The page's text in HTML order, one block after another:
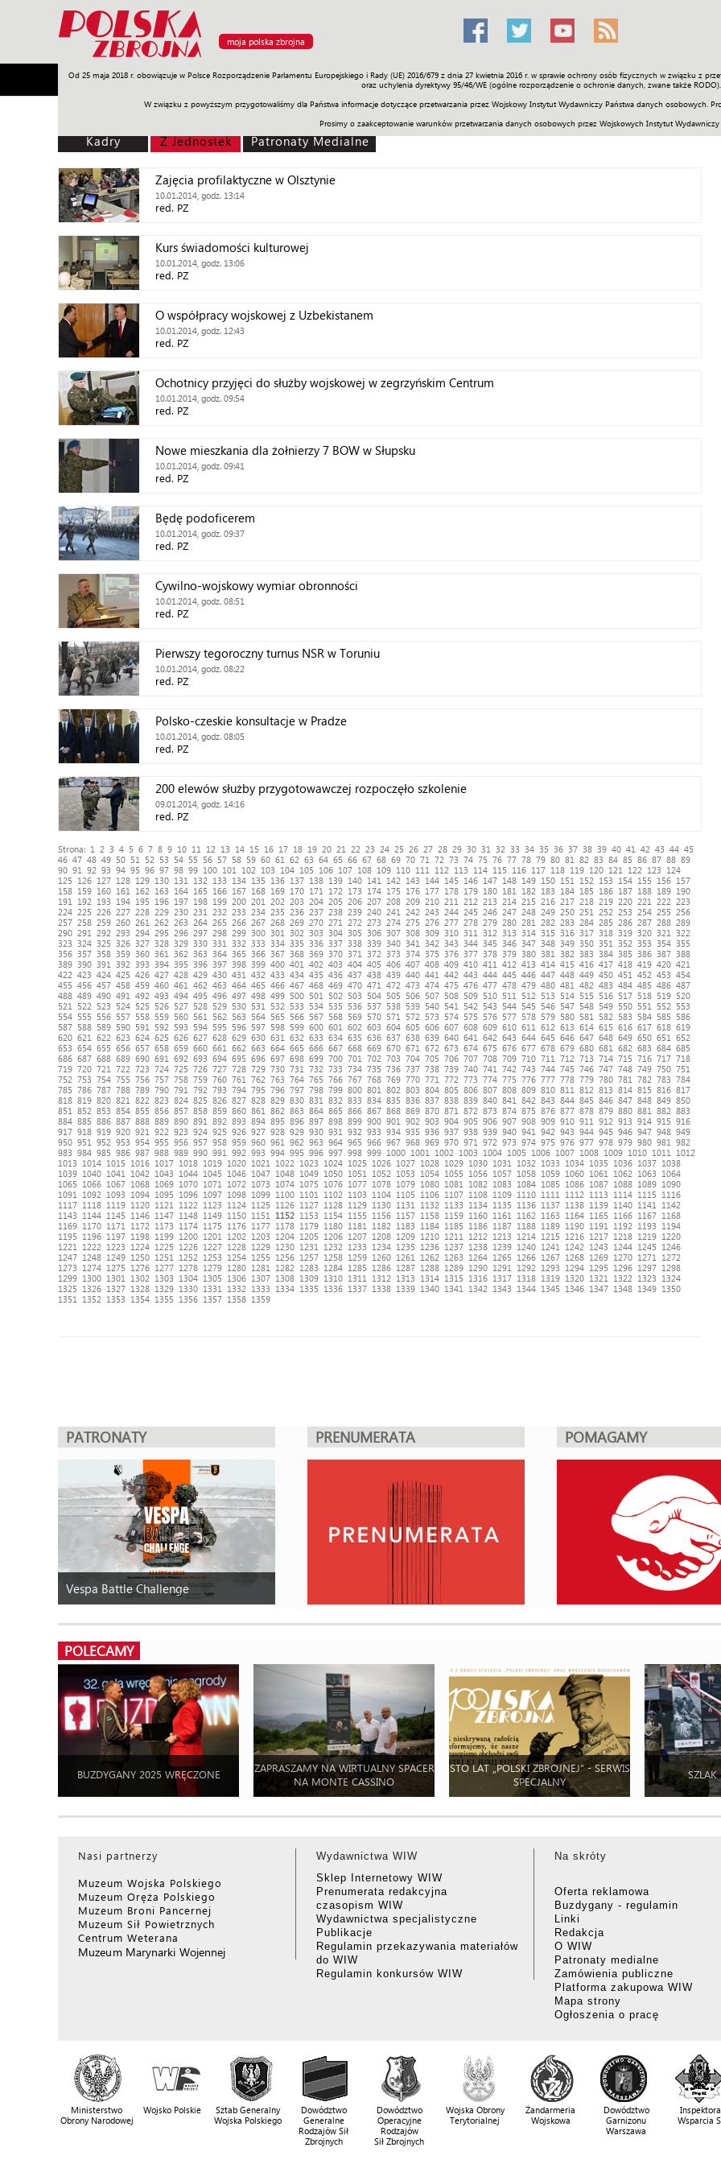
moja polska zbrojna
Od 25 maja 2018 r. obowiązuje w Polsce Rozporządzenie Parlamentu Europejskiego i Rady (UE) 2016/679 z dnia 27 kwietnia 2016 r. w sprawie ochrony osób fizycznych w związku z
oraz uchylenia dyrektywy 95/46/WE (ogólne rozporządzenie o ochronie danych, zwane także RODO).
W związku z powyższym przygotowaliśmy dla Państwa informacje dotyczące przetwarzania przez Wojskowy Instytut Wydawniczy Państwa danych osobowych.
Prosimy o zaakceptowanie warunków przetwarzania danych osobowych przez Wojskowych Instytut Wydawniczy
Armia Poligon Sprzęt Misje Polityka Prawo Świat Społeczność Sport Historia Galerie Wideo
Kadry Z Jednostek Patronaty Medialne
Zajęcia profilaktyczne w Olsztynie
10.01.2014, godz. 13:14
red. PZ
Kurs świadomości kulturowej
10.01.2014, godz. 13:06
red. PZ
O współpracy wojskowej z Uzbekistanem
10.01.2014, godz. 12:43
red. PZ
Ochotnicy przyjęci do służby wojskowej w zegrzyńskim Centrum
10.01.2014, godz. 09:54
red. PZ
Nowe mieszkania dla żołnierzy 7 BOW w Słupsku
10.01.2014, godz. 09:41
red. PZ
Będę podoficerem
10.01.2014, godz. 09:37
red. PZ
Cywilno-wojskowy wymiar obronności
10.01.2014, godz. 08:51
red. PZ
Pierwszy tegoroczny turnus NSR w Toruniu
10.01.2014, godz. 08:22
red. PZ
Polsko-czeskie konsultacje w Pradze
10.01.2014, godz. 08:05
red. PZ
200 elewów służby przygotowawczej rozpoczęło szkolenie
09.01.2014, godz. 14:16
red. PZ
Strona: 1 2 3 4 5 6 7 8 9 10 11 12 13 14 15 16 17 18 19 20 21 22 23 24 25 26 27 28 29 30 31 32 33 34 35 36 37 38 39 40 41 42 43 44 45
46 47 48 49 50 51 52 53 54 55 56 57 58 59 60 61 62 63 64 65 66 67 68 69 70 71 72 73 74 75 76 77 78 79 80 81 82 83 84 85 86 87 88 89
90 91 92 93 94 95 96 97 98 99 100 101 102 103 104 105 106 107 108 109 110 111 112 113 114 115 116 117 118 119 120 121 122 123
124
125
126 127 128 129 130 131 132 133 134 135 136 137 138 139 140 141 142 143 144 145 146 147 148 149 150 151 152 153 154 155 156 157
158 159 160 161 162 163 164 165 166 167 168 169 170 171 172 173 174 175 176 177 178 179 180 181 182 183 184 185 186 187 188 189 190
191
192 193 194 195 196 197 198 199 200 201 202 203 204 205 206 207 208 209 210 211 212 213 214 215 216 217 218 219 220 221 222
223
224 225 226 227 228 229 230 231 232 233 234 235 236 237 238 239 240 241 242 243 244 245 246 247 248 249 250 251 252 253 254 255
256
257 258 259 260 261 262 263 264 265 266 267 268 269 270 271 272 273 274 275 276 277 278 279 280 281 282 283 284 285 286 287 288 289
290 291 292 293 294 295 296 297 298 299 300 301 302 303 304 305 306 307 308 309 310 311 312 313 314 315 316 317 318 319 320 321
322
323
324 325 326 327 328 329 330 331 332 333 334 335 336 337 338 339 340 341 342 343 344 345 346 347 348 349 350 351 352 353 354 355
356 357 358 359 360 361 362 363 364 365 366 367 368 369 370 371 372 373 374 375 376 377 378 379 380 381 382 383 384 385 386 387 388
389 390 391 392 393 394 395 396 397 398 399 400 401 402 403 404 405 406 407 408 409 410 411 412 413 414 415 416 417 418 419 420 421
422 423 424 425 426 427 428 429 430 431 432 433 434 435 436 437 438 439 440 441 442 443 444 445 446 447 448 449 450 451 452 453 454
455 456 457 458 459 460 461 462 463 464 465 466 467 468 469 470 471 472 473 474 475 476 477 478 479 480 481 482 483 484 485 486 487
488 489 490 491 492 493 494 495 496 497 498 499 500 501 502 503 504 505 506 507 508 509 510 511 512 513 514 515 516 517 518 519 520
521
522 523 524 525 526 527 528 529 530 531 532 533 534 535 536 537 538 539 540 541 542 543 544 545 546 547 548 549 550 551 552
553
554 555 556 557 558 559 560 561 562 563 564 565 566 567 568 569 570 571 572 573 574 575 576 577 578 579 580 581 582 583 584 585
586
587 588 589 590 591 592 593 594 595 596 597 598 599 600 601 602 603 604 605 606 607 608 609 610 611 612 613 614 615 616 617 618 619
620 621 622 623 624 625 626 627 628 629 630 631 632 633 634 635 636 637 638 639 640 641 642 643 644 645 646 647 648 649 650 651
652
653 654 655 656 657 658 659 660 661 662 663 664 665 666 667 668 669 670 671 672 673 674 675 676 677 678 679 680 681 682 683 684 685
686 687 688 689 690 691 692 693 694 695 696 697 698 699 700 701 702 703 704 705 706 707 708 709 710 711 712 713 714 715 716 717 718
719 720 721 722 723 724 725 726 727 728 729 730 731 732 733 734 735 736 737 738 739 740 741 742 743 744 745 746 747 748 749 750 751
752 753 754 755 756 757 758 759 760 761 762 763 764 765 766 767 768 769 770 771 772 773 774 775 776 777 778 779 780 781 782 783 784
785 786 787 788 789 790 791 792 793 794 795 796 797 798 799 800 801 802 803 804 805 806 807 808 809 810 811 812 813 814 815 816 817
818 819 820 821 822 823 824 825 826 827 828 829 830 831 832 833 834 835 836 837 838 839 840 841 842 843 844 845 846 847 848 849 850
851
852 853 854 855 856 857 858 859 860 861 862 863 864 865 866 867 868 869 870 871 872 873 874 875 876 877 878 879 880 881 882 883
884 885 886 887 888 889 890 891 892 893 894 895 896 897 898 899 900 901 902 903 904 905 906 907 908 909 910 911 912 913 914 915 916
917 918 919 920 921 922 923 924 925 926 927 928 929 930 931 932 933 934 935 936 937 938 939 940 941 942 943 944 945 946 947 948 949
950 951 952 953 954 955 956 957 958 959 960 961 962 963 964 965 966 967 968 969 970 971 972 973 974 975 976 977 978 979 980 981
982
983 984 985 986 987 988 989 990 991 992 993 994 995 996 997 998 999 1000 1001 1002 1003 1004 1005 1006 1007 1008 1009 1010 1011
1012
1013
1014 1015 1016 1017 1018 1019 1020 1021 1022 1023 1024 1025 1026 1027 1028 1029 1030 1031 1032 1033 1034 1035 1036 1037 1038
1039 1040 1041 1042 1043 1044 1045 1046 1047 1048 1049 1050 1051 1052 1053 1054 1055 1056 1057 1058 1059 1060 1061 1062 1063
1064
1065
1066 1067 1068 1069 1070 1071 1072 1073 1074 1075 1076 1077 1078 1079 1080 1081 1082 1083 1084 1085 1086 1087 1088 1089 1090
1091
1092 1093 1094 1095 1096 1097 1098 1099 1100 1101 1102 1103 1104 1105 1106 1107 1108 1109 1110 1111 1112 1113 1114 1115
1116
1117 1118 1119 1120 1121 1122 1123 1124 1125 1126 1127 1128 1129 1130 1131 1132 1133 1134 1135 1136 1137 1138 1139 1140 1141
1142
1143
1144 1145 1146 1147 1148 1149 1150 1151 1152 1153 1154 1155 1156 1157 1158 1159 1160 1161 1162 1163 1164 1165 1166 1167 1168
1169 1170 1171 1172 1173 1174 1175 1176 1177 1178 1179 1180 1181 1182 1183 1184 1185 1186 1187 1188 1189 1190 1191 1192 1193
1194
1195
1196 1197 1198 1199 1200 1201 1202 1203 1204 1205 1206 1207 1208 1209 1210 1211 1212 1213 1214 1215 1216 1217 1218 1219 1220
1221
1222 1223 1224 1225 1226 1227 1228 1229 1230 1231 1232 1233 1234 1235 1236 1237 1238 1239 1240 1241 1242 1243 1244 1245
1246
1247 1248 1249 1250 1251 1252 1253 1254 1255 1256 1257 1258 1259 1260 1261 1262 1263 1264 1265 1266 1267 1268 1269 1270 1271
1272
1273
1274 1275 1276 1277 1278 1279 1280 1281 1282 1283 1284 1285 1286 1287 1288 1289 1290 1291 1292 1293 1294 1295 1296 1297 1298
1299 1300 1301 1302 1303 1304 1305 1306 1307 1308 1309 1310 1311 1312 1313 1314 1315 1316 1317 1318 1319 1320 1321 1322 1323
1324
1325
1326 1327 1328 1329 1330 1331 1332 1333 1334 1335 1336 1337 1338 1339 1340 1341 1342 1343 1344 1345 1346 1347 1348 1349 1350
1351
1352 1353 1354 1355 1356 1357 1358 1359
PATRONATY
Vespa Battle Challenge
PRENUMERATA POMAGAMY
POLECAMY
BUZDYGANY 2025 WRĘCZONE
ZAPRASZAMY NA WIRTUALNY SPACER
NA MONTE CASSINO
STO LAT „POLSKI ZBROJNEJ” - SERWIS
SPECJALNY
SZLAK
Nasi partnerzy
Muzeum Wojska Polskiego
Muzeum Oręża Polskiego
Muzeum Broni Pancernej
Muzeum Sił Powietrznych
Centrum Weterana
Muzeum Marynarki Wojennej
Wydawnictwa WIW
Sklep Internetowy WIW
Prenumerata redakcyjna
czasopism WIW
Wydawnictwa specjalistyczne
Publikacje
Regulamin przekazywania materiałów
do WIW
Regulamin konkursów WIW
Na skróty
Oferta reklamowa
Buzdygany - regulamin
Linki
Redakcja
O WIW
Patronaty medialne
Zamówienia publiczne
Platforma zakupowa WIW
Mapa strony
Ogłoszenia o pracę
Ministerstwo
Obrony Narodowej
Wojsko Polskie
Sztab Generalny
Wojska Polskiego
Dowództwo
Generalne
Rodzajów Sił
Zbrojnych
Dowództwo
Operacyjne
Rodzajów
Sił Zbrojnych
Wojska Obrony
Terytorialnej
Żandarmeria
Wojskowa
Dowództwo
Garnizonu
Warszawa
Wsparcia